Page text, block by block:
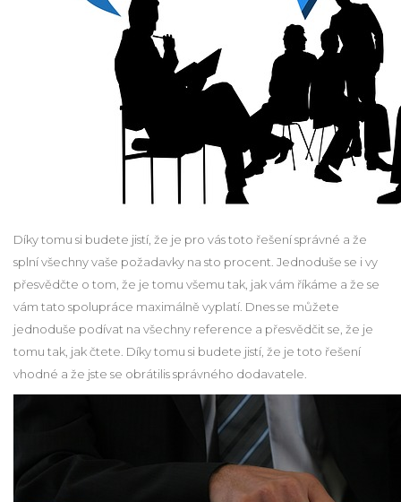
Díky tomu si budete jistí, že je pro vás toto řešení správné a že
splní všechny vaše požadavky na sto procent. Jednoduše se i vy
přesvědčte o tom, že je tomu všemu tak, jak vám říkáme a že se
vám tato spolupráce maximálně vyplatí. Dnes se můžete
jednoduše podívat na všechny reference a přesvědčit se, že je
tomu tak, jak čtete. Díky tomu si budete jistí, že je toto řešení
vhodné a že jste se obrátilis správného dodavatele.